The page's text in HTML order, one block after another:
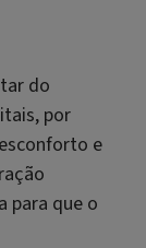
do
por
e
para que o